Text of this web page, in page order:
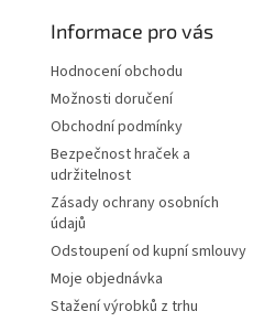
Informace pro vás
Hodnocení obchodu
Možnosti doručení
Obchodní podmínky
Bezpečnost hraček a
udržitelnost
Zásady ochrany osobních
údajů
Odstoupení od kupní smlouvy
Moje objednávka
Stažení výrobků z trhu